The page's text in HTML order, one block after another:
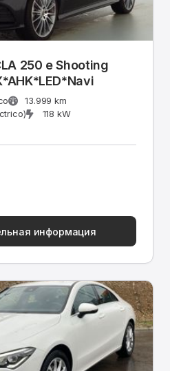
250 e Shooting
13.999 km
118 kW
информация